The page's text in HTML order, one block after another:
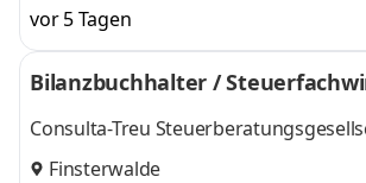
vor 5 Tagen
Bilanzbuchhalter /
Consulta-Treu
mbHFinsterwalde